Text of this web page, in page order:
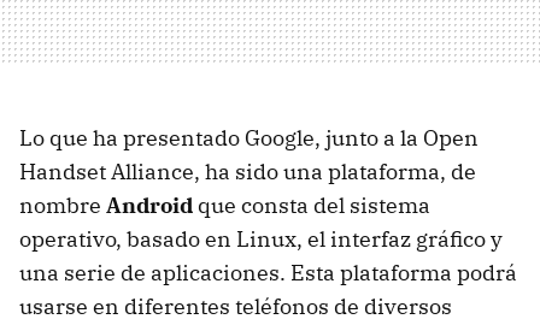
Lo que ha presentado Google, junto a la Open
Handset Alliance, ha sido una plataforma, de
nombre Android que consta del sistema
operativo, basado en Linux, el interfaz gráfico y
una serie de aplicaciones. Esta plataforma podrá
usarse en diferentes teléfonos de diversos